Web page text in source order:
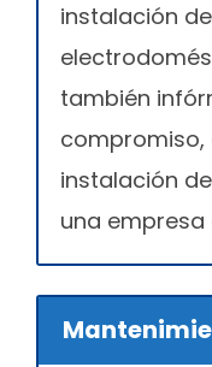
instalación
también
instalación
una